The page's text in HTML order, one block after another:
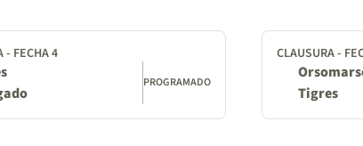
- FECHA 4
PROGRAMADO
CLAUSURA -
Tigres